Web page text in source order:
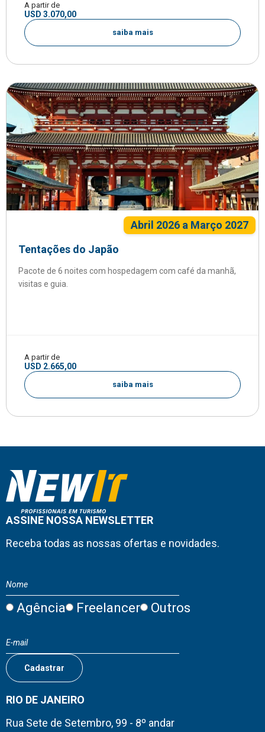
A partir de
USD 3.070,00
saiba mais
Abril 2026 a Março 2027
Tentações do Japão
Pacote de 6 noites com hospedagem com café da manhã,
visitas e guia.
A partir de
USD 2.665,00
saiba mais
ASSINE NOSSA NEWSLETTER
Receba todas as nossas ofertas e novidades.
Agência Freelancer Outros
RIO DE JANEIRO
Rua Sete de Setembro, 99 - 8º andar